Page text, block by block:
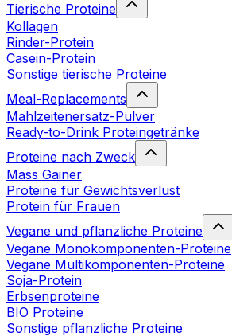
Tierische Proteine
Kollagen
Rinder-Protein
Casein-Protein
Sonstige tierische Proteine
Meal-Replacements
Mahlzeitenersatz-Pulver
Ready-to-Drink Proteingetränke
Proteine nach Zweck
Mass Gainer
Proteine für Gewichtsverlust
Protein für Frauen
Vegane und pflanzliche Proteine
Vegane Monokomponenten-Proteine
Vegane Multikomponenten-Proteine
Soja-Protein
Erbsenproteine
BIO Proteine
Sonstige pflanzliche Proteine